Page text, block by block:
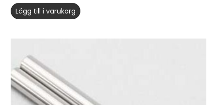
Lägg till i varukorg